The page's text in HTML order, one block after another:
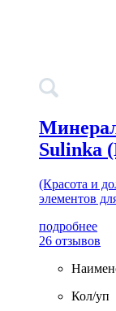
Sulinka
(Красота и
элементов
подробнее
26 отзывов
Кол/уп